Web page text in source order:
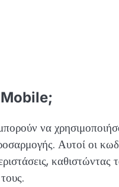
Mobile;
να
Αυτοί οι
καθιστώντας